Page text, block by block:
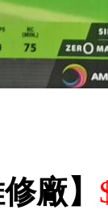
廠】